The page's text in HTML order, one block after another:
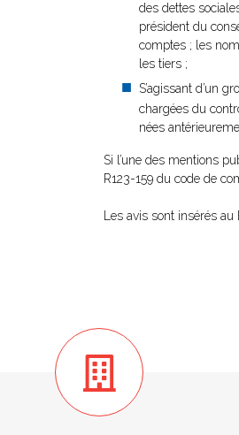
des dettes
président du
comptes ; les
les tiers ;
S’agissant d’un
chargées du
nées
Si l’une des mentions
R123-159 du code de
Les avis sont insérés